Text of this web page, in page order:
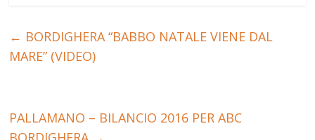
← BORDIGHERA “BABBO NATALE VIENE DAL
MARE” (VIDEO)
PALLAMANO – BILANCIO 2016 PER ABC